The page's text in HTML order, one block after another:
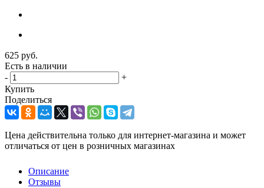
625 руб.
Есть в наличии
-
+
Купить
Поделиться
Цена действительна только для интернет-магазина и может
отличаться от цен в розничных магазинах
Описание
Отзывы